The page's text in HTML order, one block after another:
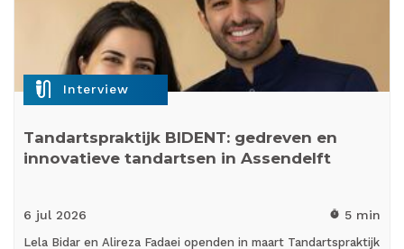
mic_external_on Interview
Tandartspraktijk BIDENT: gedreven en
innovatieve tandartsen in Assendelft
6 jul 2026 timer 5 min
Lela Bidar en Alireza Fadaei openden in maart Tandartspraktijk